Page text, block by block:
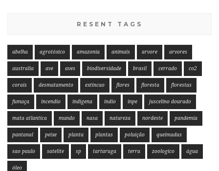
RESENT TAGS
abelha agrotóxico amazonia animais arvore arvores
australia ave aves biodiversidade brasil cerrado co2
corais desmatamento extincao flores floresta florestas
fumaça incendio indigena indio inpe juscelino dourado
mata atlantica mundo nasa natureza nordeste pandemia
pantanal peixe planta plantas poluição queimadas
sao paulo satelite sp tartaruga terra zoologico água
óleo